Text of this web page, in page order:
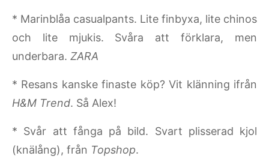
* Marinblåa casualpants. Lite finbyxa, lite chinos
och lite mjukis. Svåra att förklara, men
underbara. ZARA
* Resans kanske finaste köp? Vit klänning ifrån
H&M Trend. Så Alex!
* Svår att fånga på bild. Svart plisserad kjol
(knälång), från Topshop.